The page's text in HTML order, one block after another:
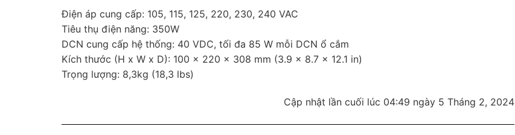
Điện áp cung cấp: 105, 115, 125, 220, 230, 240 VAC
Tiêu thụ điện năng: 350W
DCN cung cấp hệ thống: 40 VDC, tối đa 85 W mỗi DCN ổ cắm
Kích thước (H x W x D): 100 x 220 x 308 mm (3.9 x 8.7 x 12.1 in)
Trọng lượng: 8,3kg (18,3 lbs)
Cập nhật lần cuối lúc 04:49 ngày 5 Tháng 2, 2024